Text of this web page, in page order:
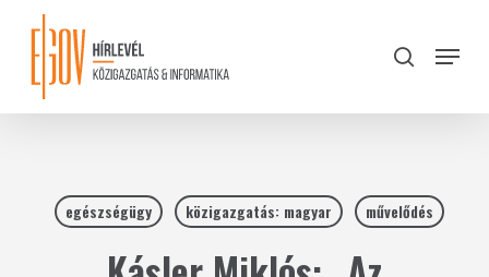
content
search
Menu
egészségügy közigazgatás: magyar művelődés
Close